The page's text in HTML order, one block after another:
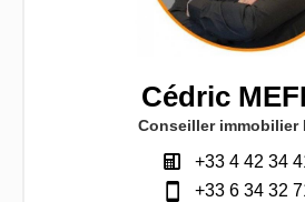
Cédric
Conseiller immobilier
+33 4 42 34
+33 6 34 32